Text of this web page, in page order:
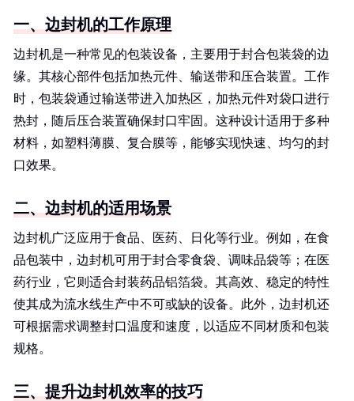
一、边封机的工作原理
边封机是一种常见的包装设备，主要用于封合包装袋的边
缘。其核心部件包括加热元件、输送带和压合装置。工作
时，包装袋通过输送带进入加热区，加热元件对袋口进行
热封，随后压合装置确保封口牢固。这种设计适用于多种
材料，如塑料薄膜、复合膜等，能够实现快速、均匀的封
口效果。
二、边封机的适用场景
边封机广泛应用于食品、医药、日化等行业。例如，在食
品包装中，边封机可用于封合零食袋、调味品袋等；在医
药行业，它则适合封装药品铝箔袋。其高效、稳定的特性
使其成为流水线生产中不可或缺的设备。此外，边封机还
可根据需求调整封口温度和速度，以适应不同材质和包装
规格。
三、提升边封机效率的技巧